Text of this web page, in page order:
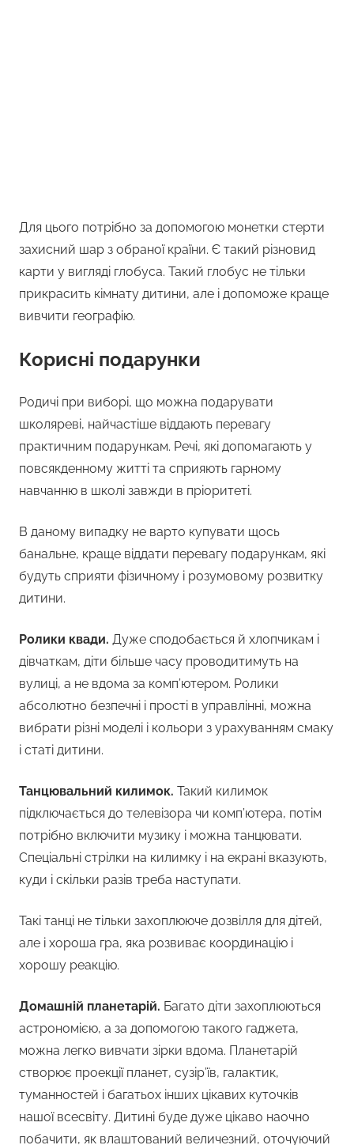
Для цього потрібно за допомогою монетки стерти
захисний шар з обраної країни. Є такий різновид
карти у вигляді глобуса. Такий глобус не тільки
прикрасить кімнату дитини, але і допоможе краще
вивчити географію.
Корисні подарунки
Родичі при виборі, що можна подарувати
школяреві, найчастіше віддають перевагу
практичним подарункам. Речі, які допомагають у
повсякденному житті та сприяють гарному
навчанню в школі завжди в пріоритеті.
В даному випадку не варто купувати щось
банальне, краще віддати перевагу подарункам, які
будуть сприяти фізичному і розумовому розвитку
дитини.
Ролики квади. Дуже сподобається й хлопчикам і
дівчаткам, діти більше часу проводитимуть на
вулиці, а не вдома за комп’ютером. Ролики
абсолютно безпечні і прості в управлінні, можна
вибрати різні моделі і кольори з урахуванням смаку
і статі дитини.
Танцювальний килимок. Такий килимок
підключається до телевізора чи комп’ютера, потім
потрібно включити музику і можна танцювати.
Спеціальні стрілки на килимку і на екрані вказують,
куди і скільки разів треба наступати.
Такі танці не тільки захоплююче дозвілля для дітей,
але і хороша гра, яка розвиває координацію і
хорошу реакцію.
Домашній планетарій. Багато діти захоплюються
астрономією, а за допомогою такого гаджета,
можна легко вивчати зірки вдома. Планетарій
створює проекції планет, сузір’їв, галактик,
туманностей і багатьох інших цікавих куточків
нашої всесвіту. Дитині буде дуже цікаво наочно
побачити, як влаштований величезний, оточуючий